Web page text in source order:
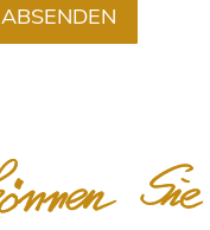
ABSENDEN